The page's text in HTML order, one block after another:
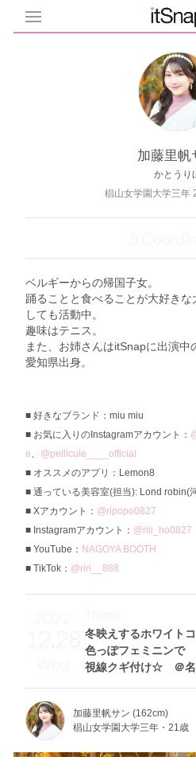
加藤里帆
かとうり
椙山女学園大学三年
5
ベルギーからの帰国子女。
踊ることと食べることが大好き
しても活動中。
趣味はテニス。
また、お姉さんはitSnapに出演中
愛知県出身。
好きなブランド：miu miu
お気に入りのInstagramアカウント：
e、 @pellicule____official
オススメのアプリ：Lemon8
通っている美容室(担当): Lond robin(
Xアカウント： @ripopo0827
Instagramアカウント： @riii_ho0827
YouTube： NAGOYA BOOTH
TikTok： @riri__888
12.28
Wed
冬映えするホワイト
色っぽフェミニンで
視線クギ付け☆ ＠名
Theme
加藤里帆サン (162cm)
椙山女学園大学三年・21歳